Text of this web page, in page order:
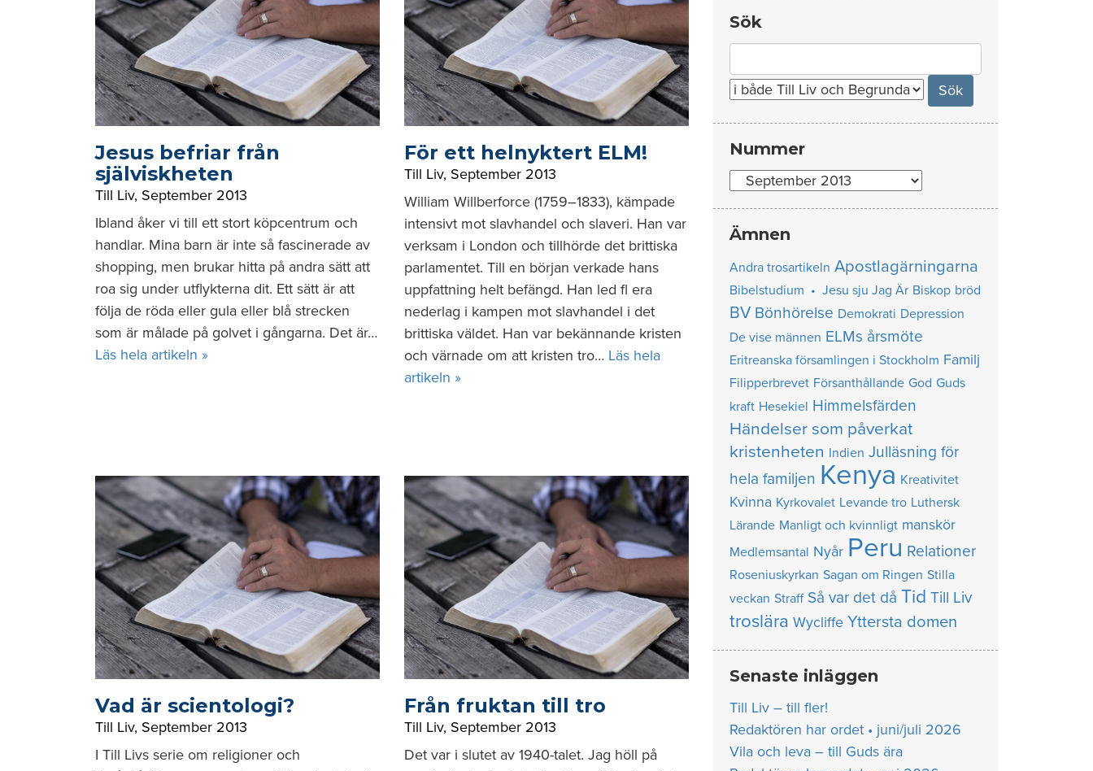
Jesus befriar från
själviskheten
Till Liv, September 2013
Ibland åker vi till ett stort köpcentrum och
handlar. Mina barn är inte så fascinerade av
shopping, men brukar hitta på andra sätt att
roa sig under utflykterna dit. Ett sätt är att
följa de röda eller gula eller blå strecken
som är målade på golvet i gångarna. Det är…
Läs hela artikeln »
För ett helnyktert ELM!
Till Liv, September 2013
William Willberforce (1759–1833), kämpade
intensivt mot slavhandel och slaveri. Han var
verksam i London och tillhörde det brittiska
parlamentet. Till en början verkade hans
uppfattning helt befängd. Han led fl era
nederlag i kampen mot slavhandel i det
brittiska väldet. Han var bekännande kristen
och värnade om att kristen tro… Läs hela
artikeln »
Vad är scientologi?
Till Liv, September 2013
I Till Livs serie om religioner och
Från fruktan till tro
Till Liv, September 2013
Det var i slutet av 1940-talet. Jag höll på
Sök
for:
Nummer
Nummer
Ämnen
Andra trosartikeln Apostlagärningarna
Bibelstudium • Jesu sju Jag Är Biskop bröd
BV Bönhörelse Demokrati Depression
De vise männen ELMs årsmöte
Eritreanska församlingen i Stockholm Familj
Filipperbrevet Försanthållande God Guds
kraft Hesekiel Himmelsfärden
Händelser som påverkat
kristenheten Indien Julläsning för
hela familjen Kenya Kreativitet
Kvinna Kyrkovalet Levande tro Luthersk
Lärande Manligt och kvinnligt manskör
Medlemsantal Nyår Peru Relationer
Roseniuskyrkan Sagan om Ringen Stilla
veckan Straff Så var det då Tid Till Liv
troslära Wycliffe Yttersta domen
Senaste inläggen
Till Liv – till fler!
Redaktören har ordet • juni/juli 2026
Vila och leva – till Guds ära